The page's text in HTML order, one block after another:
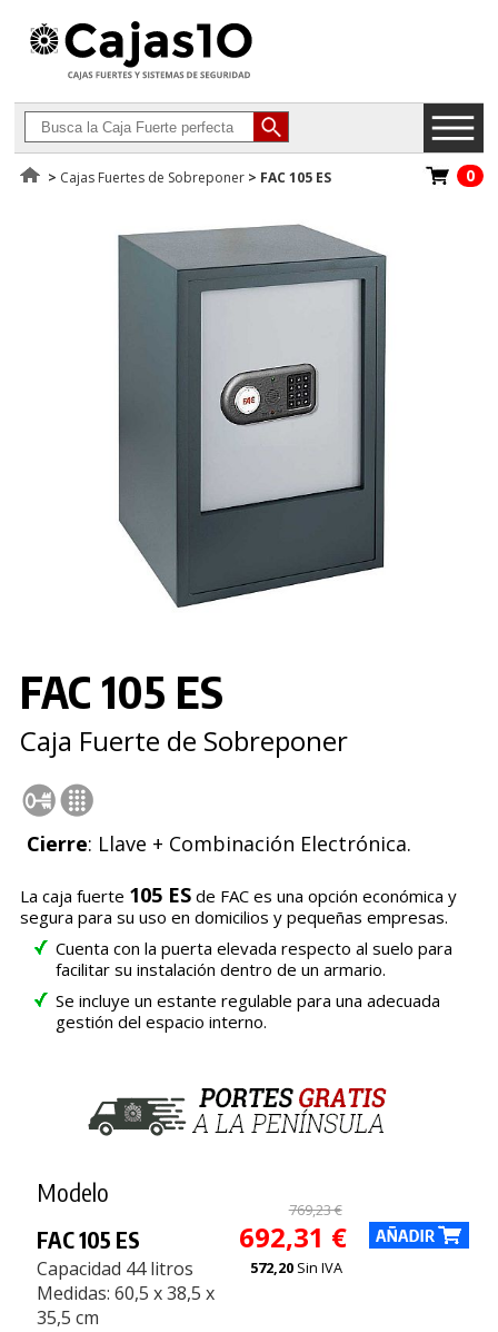
> Cajas Fuertes de Sobreponer > FAC 105 ES 0
FAC 105 ES
Caja Fuerte de Sobreponer
Cierre: Llave + Combinación Electrónica.
La caja fuerte 105 ESde FAC es una opción económica y
segura para su uso en domicilios y pequeñas empresas.
Cuenta con la puerta elevada respecto al suelo para
facilitar su instalación dentro de un armario.
Se incluye un estante regulable para una adecuada
gestión del espacio interno.
Modelo
FAC 105 ES
Capacidad 44 litros
Medidas: 60,5 x 38,5 x
35,5 cm
769,23 €
692,31 €
572,20 Sin IVA